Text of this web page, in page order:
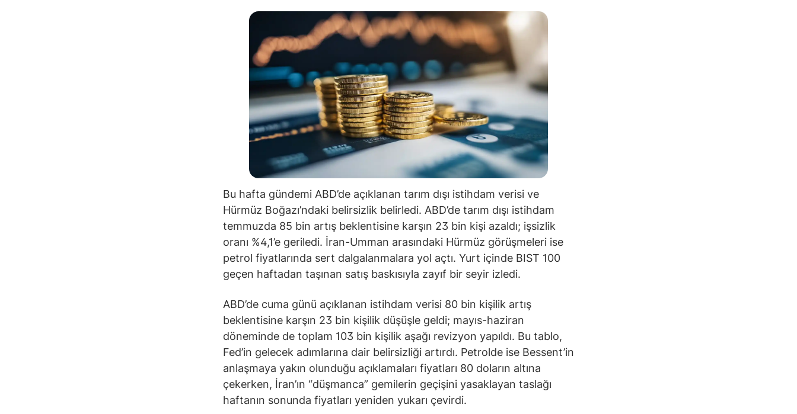
Bu hafta gündemi ABD’de açıklanan tarım dışı istihdam verisi ve
Hürmüz Boğazı’ndaki belirsizlik belirledi. ABD’de tarım dışı istihdam
temmuzda 85 bin artış beklentisine karşın 23 bin kişi azaldı; işsizlik
oranı %4,1’e geriledi. İran-Umman arasındaki Hürmüz görüşmeleri ise
petrol fiyatlarında sert dalgalanmalara yol açtı. Yurt içinde BIST 100
geçen haftadan taşınan satış baskısıyla zayıf bir seyir izledi.
ABD’de cuma günü açıklanan istihdam verisi 80 bin kişilik artış
beklentisine karşın 23 bin kişilik düşüşle geldi; mayıs-haziran
döneminde de toplam 103 bin kişilik aşağı revizyon yapıldı. Bu tablo,
Fed’in gelecek adımlarına dair belirsizliği artırdı. Petrolde ise Bessent’in
anlaşmaya yakın olunduğu açıklamaları fiyatları 80 doların altına
çekerken, İran’ın “düşmanca” gemilerin geçişini yasaklayan taslağı
haftanın sonunda fiyatları yeniden yukarı çevirdi.